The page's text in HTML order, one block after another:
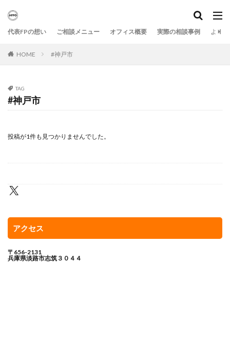
代表FPの想い ご相談メニュー オフィス概要 実際の相談事例 よく
HOME #神戸市
TAG
#神戸市
投稿が1件も見つかりませんでした。
アクセス
〒656-2131
兵庫県淡路市志筑３０４４